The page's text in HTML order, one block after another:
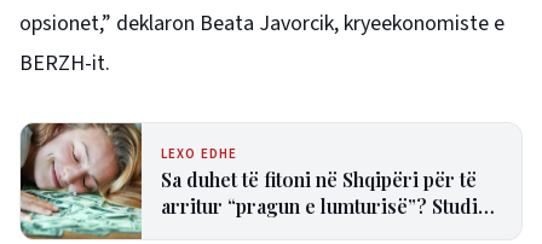
opsionet,” deklaron Beata Javorcik, kryeekonomiste e
BERZH-it.
LEXO EDHE
Sa duhet të fitoni në Shqipëri për të
arritur “pragun e lumturisë”? Studimi